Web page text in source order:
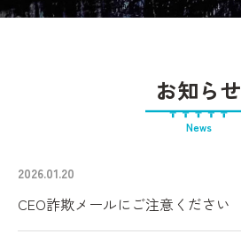
お知らせ
News
2026.01.20
CEO詐欺メールにご注意ください